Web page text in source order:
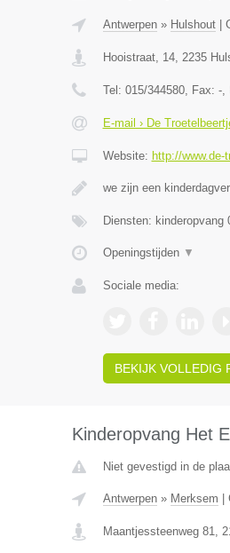
Antwerpen» Hulshout|
Hooistraat, 14, 2235
Tel: 015/344580, Fax: -,
E-mail › De
Website: http://www.de-
we zijn een
Diensten: kinderopvang
Openingstijden ▼
Sociale media:
BEKIJK VOLLEDIG
Kinderopvang Het
Niet gevestigd in de
Antwerpen» Merksem
Maantjessteenweg 81,